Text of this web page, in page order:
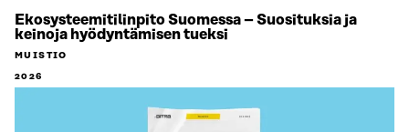
Ekosysteemitilinpito Suomessa – Suosituksia ja
keinoja hyödyntämisen tueksi
MUISTIO
2026